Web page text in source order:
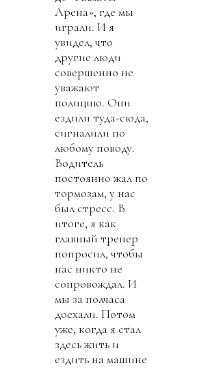
Арена», где мы
играли. И я
увидел, что
другие люди
совершенно не
уважают
полицию. Они
ездили туда-сюда,
сигналили по
любому поводу.
Водитель
постоянно жал по
тормозам, у нас
был стресс. В
итоге, я как
главный тренер
попросил, чтобы
нас никто не
сопровождал. И
мы за полчаса
доехали. Потом
уже, когда я стал
здесь жить и
ездить на машине